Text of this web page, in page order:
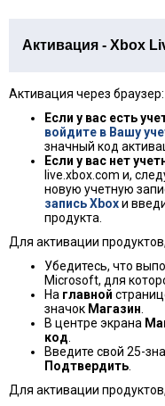
Активация - Xbox
Активация через браузер:
Если у вас есть
войдите в Вашу
значный код
Если у вас нет
live.xbox.com и,
новую учетную
запись Xboxи
продукта.
Для активации
Убедитесь, что
Microsoft, для
На главной
значок Магазин.
В центре экрана
код.
Введите свой 25-
Подтвердить.
Для активации